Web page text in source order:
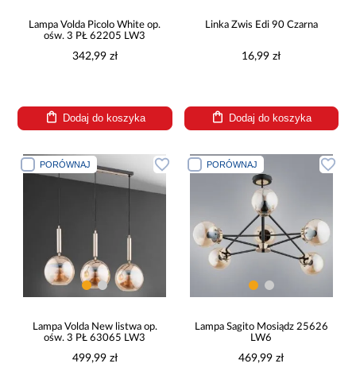
Lampa Volda Picolo White op.
ośw. 3 PŁ 62205 LW3
342,99 zł
Dodaj do koszyka
Linka Zwis Edi 90 Czarna
16,99 zł
Dodaj do koszyka
PORÓWNAJ
Lampa Volda New listwa op.
ośw. 3 PŁ 63065 LW3
499,99 zł
PORÓWNAJ
Lampa Sagito Mosiądz 25626
LW6
469,99 zł